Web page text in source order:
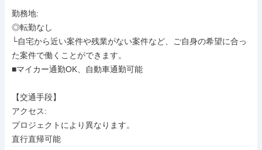
勤務地:
◎転勤なし
└自宅から近い案件や残業がない案件など、ご自身の希望に合っ
た案件で働くことができます。
■マイカー通勤OK、自動車通勤可能
【交通手段】
アクセス:
プロジェクトにより異なります。
直行直帰可能